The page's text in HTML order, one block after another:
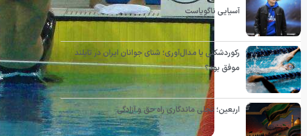
آسیایی ناگویاست
رکوردشکنی یا مدال‌آوری؛ شنای جوانان ایران در تایلند
موفق بود؟
اربعین؛ تجلی ماندگاری راه حق و آزادگی